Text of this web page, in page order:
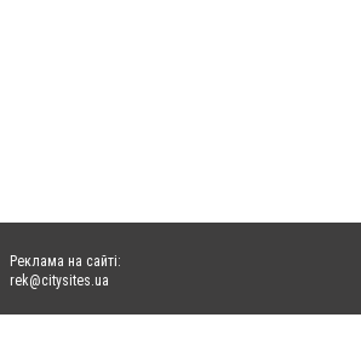
Реклама на сайті:
rek@citysites.ua